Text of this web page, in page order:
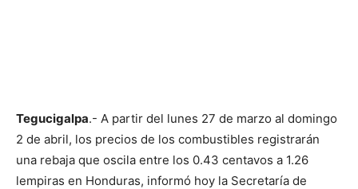
Tegucigalpa.- A partir del lunes 27 de marzo al domingo
2 de abril, los precios de los combustibles registrarán
una rebaja que oscila entre los 0.43 centavos a 1.26
lempiras en Honduras, informó hoy la Secretaría de